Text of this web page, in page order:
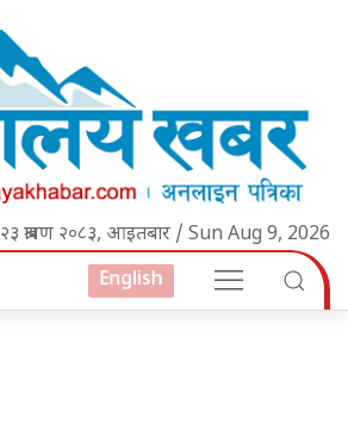
२३ श्रावण २०८३, आइतबार / Sun Aug 9, 2026
English